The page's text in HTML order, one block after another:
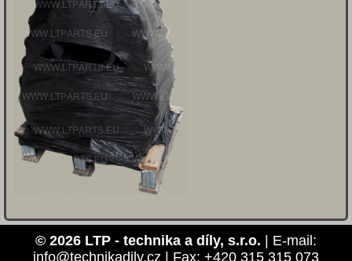
© 2026 LTP - technika a díly, s.r.o. | E-mail:
info@technikadily.cz | Fax: +420 315 315 073